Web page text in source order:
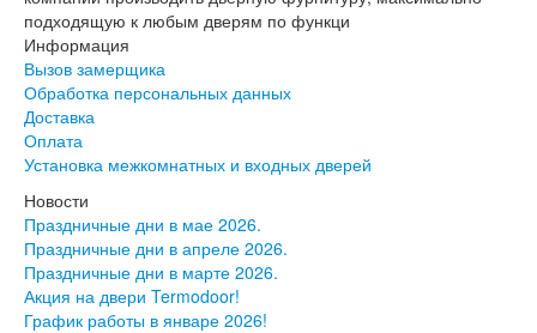
подходящую к любым дверям по функци
Информация
Вызов замерщика
Обработка персональных данных
Доставка
Оплата
Установка межкомнатных и входных дверей
Новости
Праздничные дни в мае 2026.
Праздничные дни в апреле 2026.
Праздничные дни в марте 2026.
Акция на двери Termodoor!
График работы в январе 2026!